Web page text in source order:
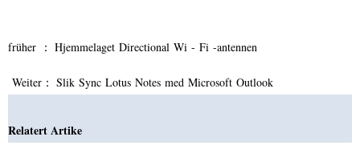
früher ： Hjemmelaget Directional Wi - Fi -antennen
Weiter： Slik Sync Lotus Notes med Microsoft Outlook
Relatert Artike